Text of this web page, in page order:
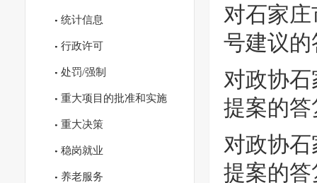
统计信息
行政许可
处罚/强制
重大项目的批准和实施
重大决策
稳岗就业
养老服务
对石家
号建议的
对政协
提案的答
对政协
提案的答